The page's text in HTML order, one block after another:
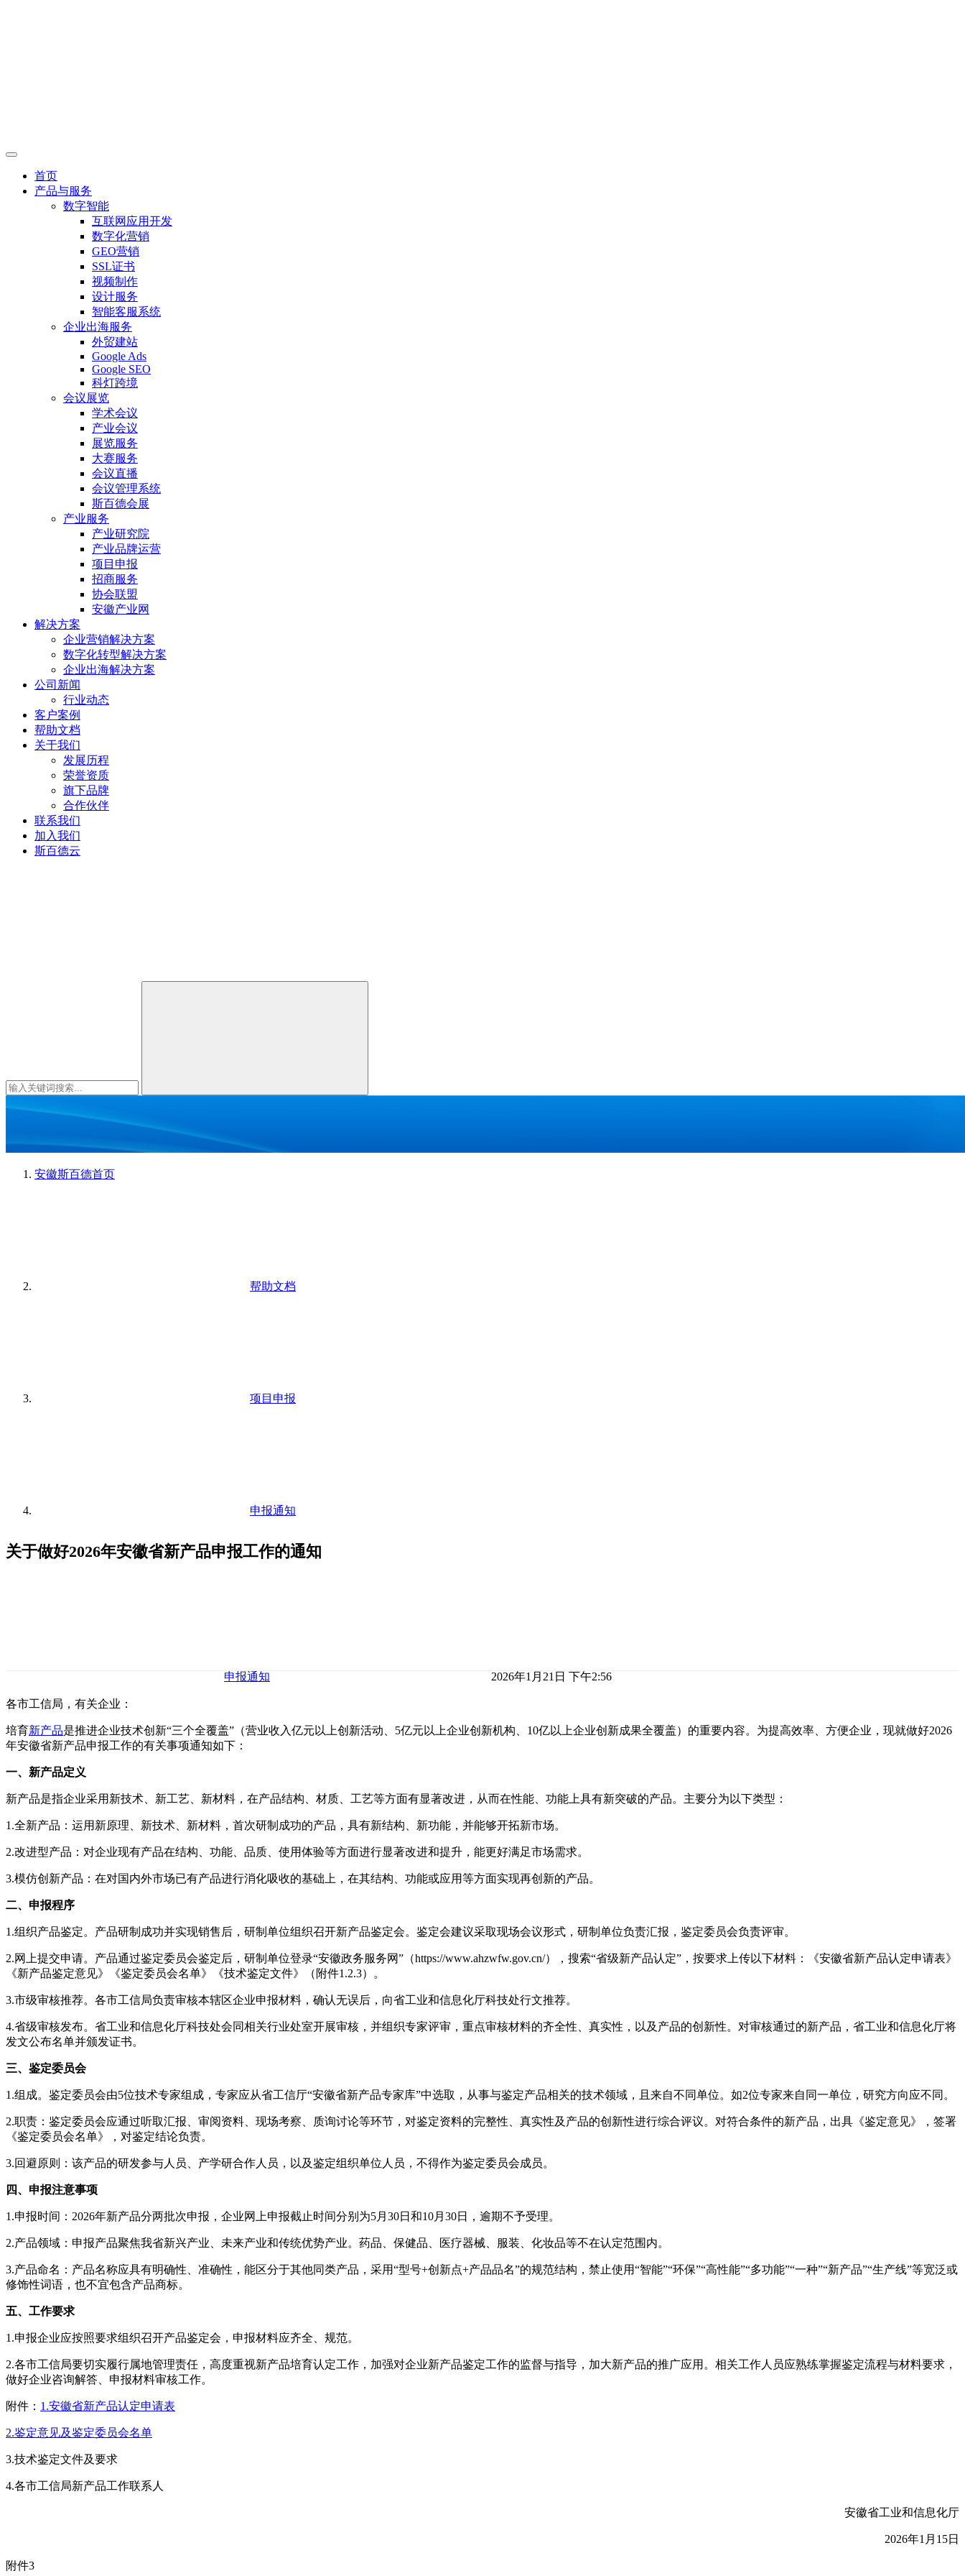
首页
产品与服务
数字智能
互联网应用开发
数字化营销
GEO营销
SSL证书
视频制作
设计服务
智能客服系统
企业出海服务
外贸建站
Google Ads
Google SEO
科灯跨境
会议展览
学术会议
产业会议
展览服务
大赛服务
会议直播
会议管理系统
斯百德会展
产业服务
产业研究院
产业品牌运营
项目申报
招商服务
协会联盟
安徽产业网
解决方案
企业营销解决方案
数字化转型解决方案
企业出海解决方案
公司新闻
行业动态
客户案例
帮助文档
关于我们
发展历程
荣誉资质
旗下品牌
合作伙伴
联系我们
加入我们
斯百德云
安徽斯百德首页
帮助文档
项目申报
申报通知
关于做好2026年安徽省新产品申报工作的通知
申报通知 2026年1月21日 下午2:56
各市工信局，有关企业：
培育新产品是推进企业技术创新“三个全覆盖”（营业收入亿元以上创新活动、5亿元以上企业创新机构、10亿以上企业创新成果全覆盖）的重要内容。为提高效率、方便企业，现就做好2026
年安徽省新产品申报工作的有关事项通知如下：
一、新产品定义
新产品是指企业采用新技术、新工艺、新材料，在产品结构、材质、工艺等方面有显著改进，从而在性能、功能上具有新突破的产品。主要分为以下类型：
1.全新产品：运用新原理、新技术、新材料，首次研制成功的产品，具有新结构、新功能，并能够开拓新市场。
2.改进型产品：对企业现有产品在结构、功能、品质、使用体验等方面进行显著改进和提升，能更好满足市场需求。
3.模仿创新产品：在对国内外市场已有产品进行消化吸收的基础上，在其结构、功能或应用等方面实现再创新的产品。
二、申报程序
1.组织产品鉴定。产品研制成功并实现销售后，研制单位组织召开新产品鉴定会。鉴定会建议采取现场会议形式，研制单位负责汇报，鉴定委员会负责评审。
2.网上提交申请。产品通过鉴定委员会鉴定后，研制单位登录“安徽政务服务网”（https://www.ahzwfw.gov.cn/），搜索“省级新产品认定”，按要求上传以下材料：《安徽省新产品认定申请表》
《新产品鉴定意见》《鉴定委员会名单》《技术鉴定文件》（附件1.2.3）。
3.市级审核推荐。各市工信局负责审核本辖区企业申报材料，确认无误后，向省工业和信息化厅科技处行文推荐。
4.省级审核发布。省工业和信息化厅科技处会同相关行业处室开展审核，并组织专家评审，重点审核材料的齐全性、真实性，以及产品的创新性。对审核通过的新产品，省工业和信息化厅将
发文公布名单并颁发证书。
三、鉴定委员会
1.组成。鉴定委员会由5位技术专家组成，专家应从省工信厅“安徽省新产品专家库”中选取，从事与鉴定产品相关的技术领域，且来自不同单位。如2位专家来自同一单位，研究方向应不同。
2.职责：鉴定委员会应通过听取汇报、审阅资料、现场考察、质询讨论等环节，对鉴定资料的完整性、真实性及产品的创新性进行综合评议。对符合条件的新产品，出具《鉴定意见》，签署
《鉴定委员会名单》，对鉴定结论负责。
3.回避原则：该产品的研发参与人员、产学研合作人员，以及鉴定组织单位人员，不得作为鉴定委员会成员。
四、申报注意事项
1.申报时间：2026年新产品分两批次申报，企业网上申报截止时间分别为5月30日和10月30日，逾期不予受理。
2.产品领域：申报产品聚焦我省新兴产业、未来产业和传统优势产业。药品、保健品、医疗器械、服装、化妆品等不在认定范围内。
3.产品命名：产品名称应具有明确性、准确性，能区分于其他同类产品，采用“型号+创新点+产品品名”的规范结构，禁止使用“智能”“环保”“高性能”“多功能”“一种”“新产品”“生产线”等宽泛或
修饰性词语，也不宜包含产品商标。
五、工作要求
1.申报企业应按照要求组织召开产品鉴定会，申报材料应齐全、规范。
2.各市工信局要切实履行属地管理责任，高度重视新产品培育认定工作，加强对企业新产品鉴定工作的监督与指导，加大新产品的推广应用。相关工作人员应熟练掌握鉴定流程与材料要求，
做好企业咨询解答、申报材料审核工作。
附件： 1.安徽省新产品认定申请表
2.鉴定意见及鉴定委员会名单
3.技术鉴定文件及要求
4.各市工信局新产品工作联系人
安徽省工业和信息化厅
2026年1月15日
附件3